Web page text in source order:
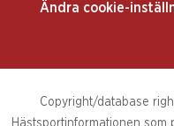
Ändra cookie-
Copyright/database
Hästsportinformationen